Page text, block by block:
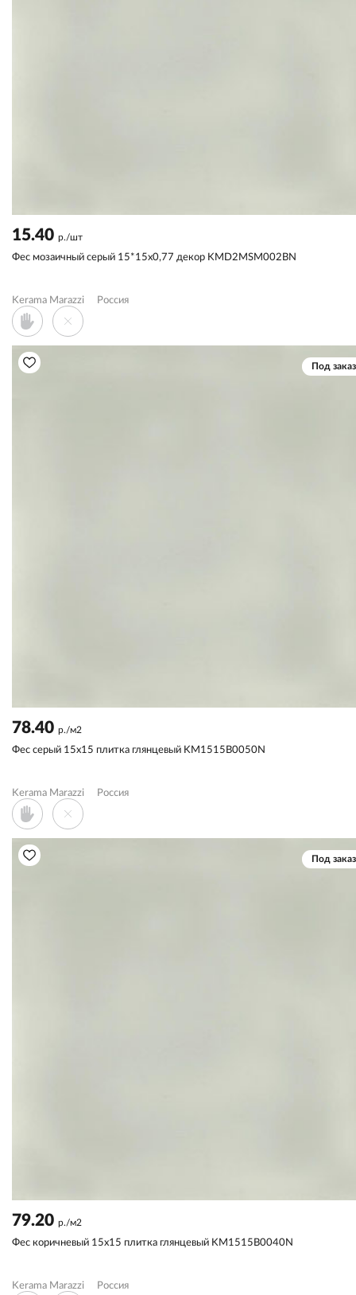
15.40 р./шт
Фес мозаичный серый 15*15x0,77 декор KMD2MSM002BN
Kerama Marazzi Россия
Под заказ
78.40 р./м2
Фес серый 15x15 плитка глянцевый KM1515B0050N
Kerama Marazzi Россия
Под заказ
79.20 р./м2
Фес коричневый 15x15 плитка глянцевый KM1515B0040N
Kerama Marazzi Россия